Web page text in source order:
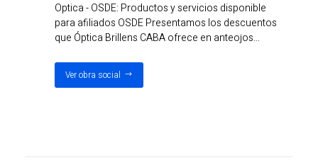
Optica - OSDE: Productos y servicios disponible
para afiliados OSDE Presentamos los descuentos
que Óptica Brillens CABA ofrece en anteojos...
Ver obra social